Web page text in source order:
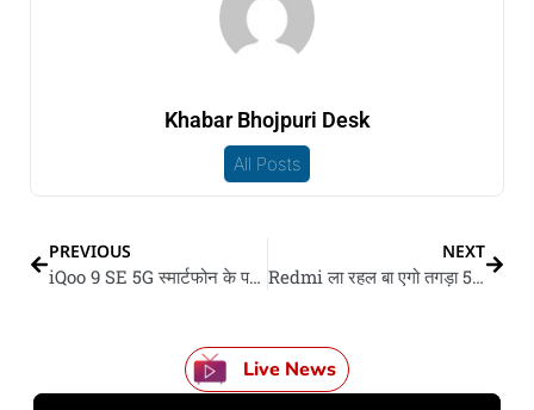
Khabar Bhojpuri Desk
All Posts
PREVIOUS
iQoo 9 SE 5G स्मार्टफोन के पहिला सेल आज से सुरू, जानीं ऑफर, फीचर्स अउर स्पेसिफिकेशन
NEXT
Redmi ला रहल बा एगो तगड़ा 5G स्मार्टफोन, मिली 50MP के शानदार कैमरा
Live News